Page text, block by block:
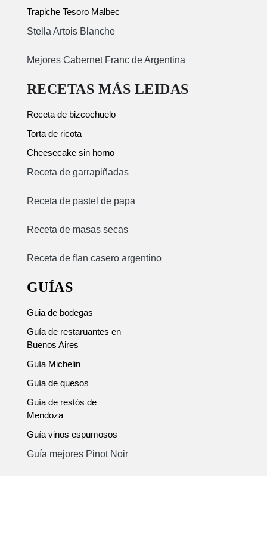
Trapiche Tesoro Malbec
Stella Artois Blanche
Mejores Cabernet Franc de Argentina
RECETAS MÁS LEIDAS
Receta de bizcochuelo
Torta de ricota
Cheesecake sin horno
Receta de garrapiñadas
Receta de pastel de papa
Receta de masas secas
Receta de flan casero argentino
GUÍAS
Guia de bodegas
Guía de restaruantes en
Buenos Aires
Guía Michelin
Guía de quesos
Guía de restós de
Mendoza
Guía vinos espumosos
Guía mejores Pinot Noir